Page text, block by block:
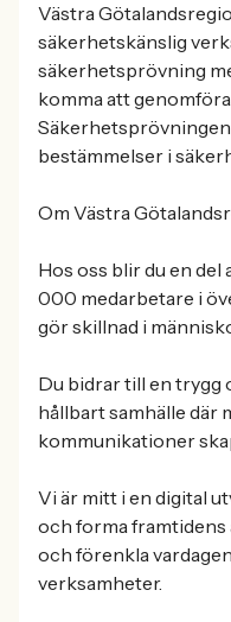
Västra
säkerhetskänslig
säkerhetsprövning
komma att
bestämmelser i
Om Västra
Hos oss blir du en del
000 medarbetare i
gör skillnad i
Du bidrar till en trygg
hållbart samhälle där
kommunikationer
Vi är mitt i en digital
och forma
och förenkla
verksamheter.